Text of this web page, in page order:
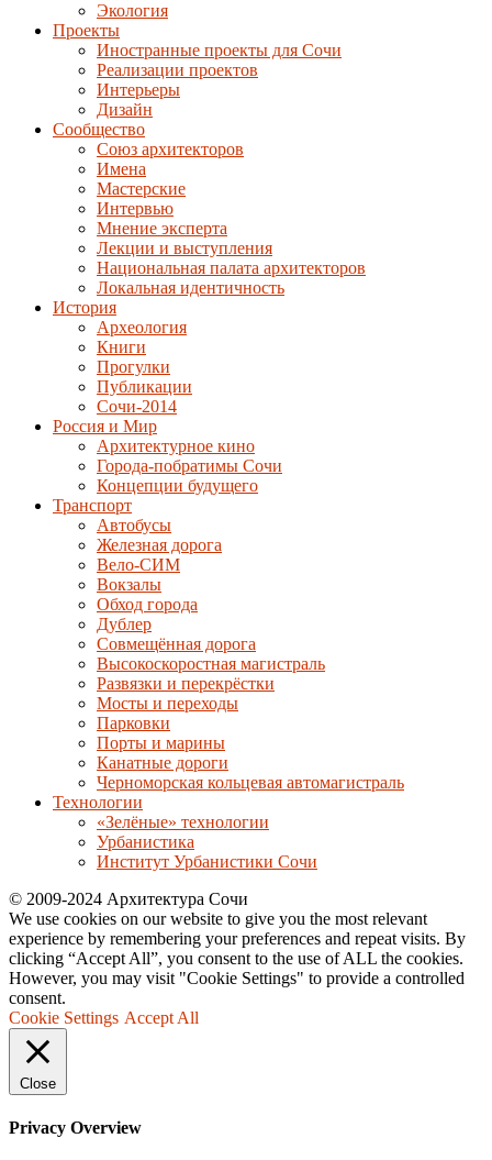
Экология
Проекты
Иностранные проекты для Сочи
Реализации проектов
Интерьеры
Дизайн
Сообщество
Союз архитекторов
Имена
Мастерские
Интервью
Мнение эксперта
Лекции и выступления
Национальная палата архитекторов
Локальная идентичность
История
Археология
Книги
Прогулки
Публикации
Сочи-2014
Россия и Мир
Архитектурное кино
Города-побратимы Сочи
Концепции будущего
Транспорт
Автобусы
Железная дорога
Вело-СИМ
Вокзалы
Обход города
Дублер
Совмещённая дорога
Высокоскоростная магистраль
Развязки и перекрёстки
Мосты и переходы
Парковки
Порты и марины
Канатные дороги
Черноморская кольцевая автомагистраль
Технологии
«Зелёные» технологии
Урбанистика
Институт Урбанистики Сочи
© 2009-2024 Архитектура Сочи
We use cookies on our website to give you the most relevant
experience by remembering your preferences and repeat visits. By
clicking “Accept All”, you consent to the use of ALL the cookies.
However, you may visit "Cookie Settings" to provide a controlled
consent.
Cookie Settings Accept All
Close
Privacy Overview